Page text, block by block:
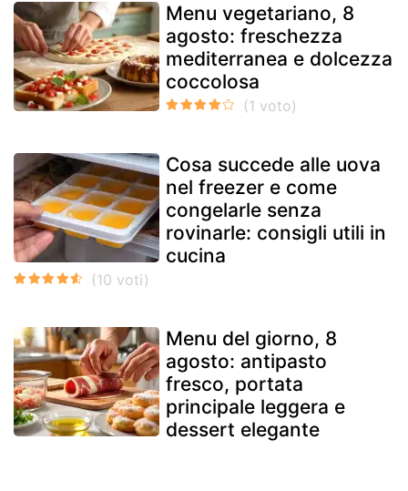
Menu vegetariano, 8
agosto: freschezza
mediterranea e dolcezza
coccolosa
Cosa succede alle uova
nel freezer e come
congelarle senza
rovinarle: consigli utili in
cucina
Menu del giorno, 8
agosto: antipasto
fresco, portata
principale leggera e
dessert elegante